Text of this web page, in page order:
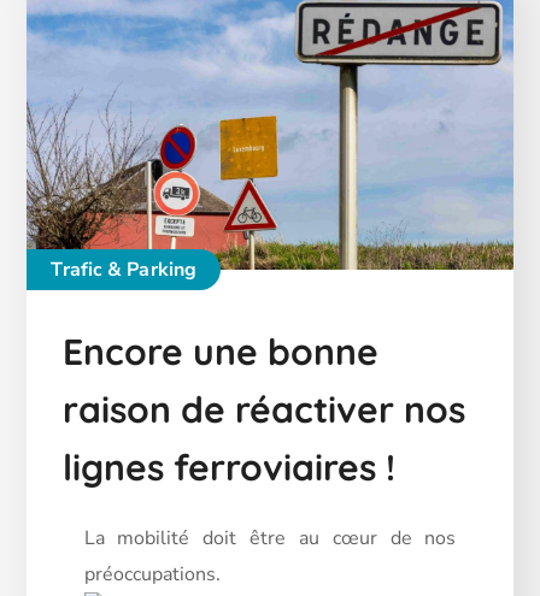
Trafic & Parking
Encore une bonne
raison de réactiver nos
lignes ferroviaires !
La mobilité doit être au cœur de nos
préoccupations.